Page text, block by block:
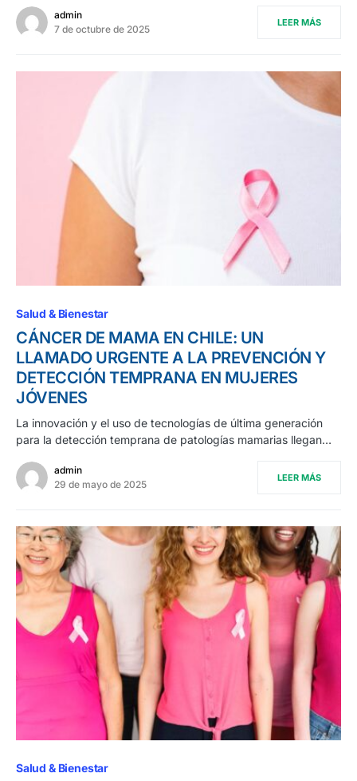
admin
7 de octubre de 2025
LEER MÁS
Salud & Bienestar
CÁNCER DE MAMA EN CHILE: UN
LLAMADO URGENTE A LA PREVENCIÓN Y
DETECCIÓN TEMPRANA EN MUJERES
JÓVENES
La innovación y el uso de tecnologías de última generación
para la detección temprana de patologías mamarias llegan…
admin
29 de mayo de 2025
LEER MÁS
Salud & Bienestar